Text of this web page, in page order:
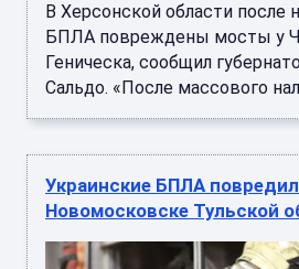
В Херсонской области после
БПЛА повреждены мосты у
Геническа, сообщил
Сальдо. «После массового нал
Украинские БПЛА
Новомосковске Тульской